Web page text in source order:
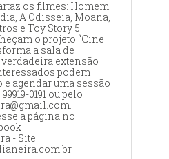
os filmes: Homem
A Odisseia, Moana,
e Toy Story 5.
o projeto “Cine
a sala de
extensão
podem
agendar uma sessão
0191 ou pelo
a página no
- Site: